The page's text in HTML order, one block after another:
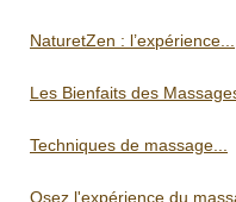
NaturetZen : l’expérience...
Les Bienfaits des
Techniques de massage...
Osez l'expérience du